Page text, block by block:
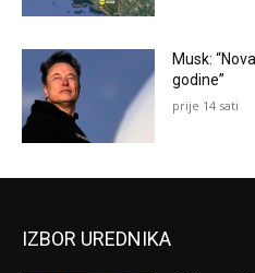
Musk:
godine”
prije 14 sati
IZBOR UREDNIKA